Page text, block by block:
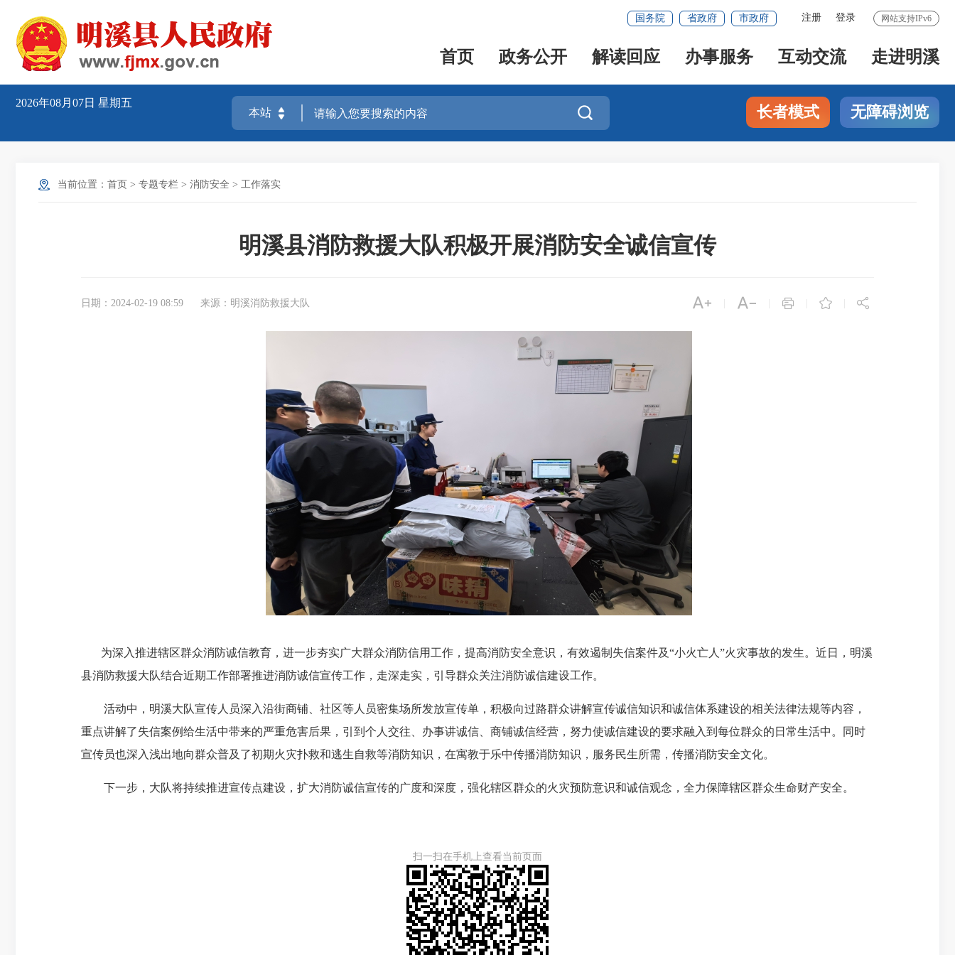
网站支持IPv6
注册 登录
国务院 省政府 市政府
首页 政务公开 解读回应 办事服务 互动交流 走进明溪
2026年08月07日 星期五
 长者模式 无障碍浏览
当前位置： 首页 > 专题专栏 > 消防安全 > 工作落实
明溪县消防救援大队积极开展消防安全诚信宣传
日期：2024-02-19 08:59 来源：明溪消防救援大队     
为深入推进辖区群众消防诚信教育，进一步夯实广大群众消防信用工作，提高消防安全意识，有效遏制失信案件及“小火亡人”火灾事故的发生。近日，明溪
县消防救援大队结合近期工作部署推进消防诚信宣传工作，走深走实，引导群众关注消防诚信建设工作。
活动中，明溪大队宣传人员深入沿街商铺、社区等人员密集场所发放宣传单，积极向过路群众讲解宣传诚信知识和诚信体系建设的相关法律法规等内容，
重点讲解了失信案例给生活中带来的严重危害后果，引到个人交往、办事讲诚信、商铺诚信经营，努力使诚信建设的要求融入到每位群众的日常生活中。同时
宣传员也深入浅出地向群众普及了初期火灾扑救和逃生自救等消防知识，在寓教于乐中传播消防知识，服务民生所需，传播消防安全文化。
下一步，大队将持续推进宣传点建设，扩大消防诚信宣传的广度和深度，强化辖区群众的火灾预防意识和诚信观念，全力保障辖区群众生命财产安全。
扫一扫在手机上查看当前页面